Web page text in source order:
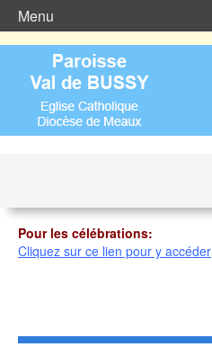
Pour les célébrations:
Cliquez sur ce lien pour y accéder
Menu